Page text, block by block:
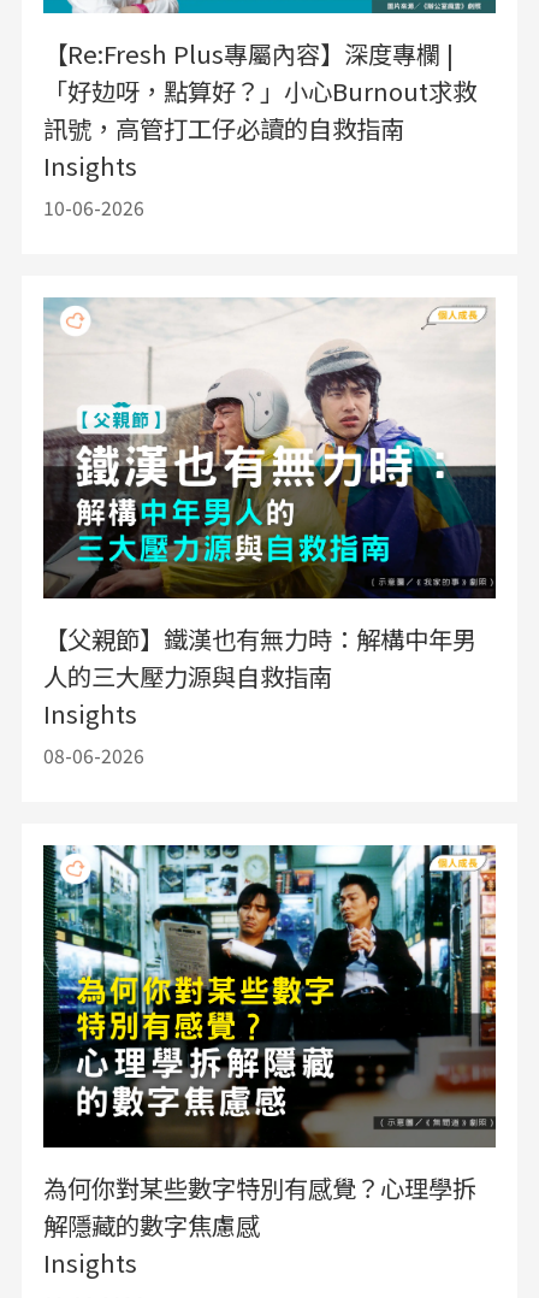
【Re:Fresh Plus專屬內容】深度專欄 |
「好攰呀，點算好？」小心Burnout求救
訊號，高管打工仔必讀的自救指南
Insights
10-06-2026
【父親節】鐵漢也有無力時：解構中年男
人的三大壓力源與自救指南
Insights
08-06-2026
為何你對某些數字特別有感覺？心理學拆
解隱藏的數字焦慮感
Insights